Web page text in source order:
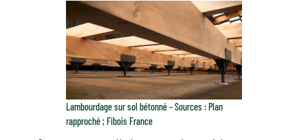
Lambourdage sur sol bétonné – Sources : Plan
rapproché ; Fibois France